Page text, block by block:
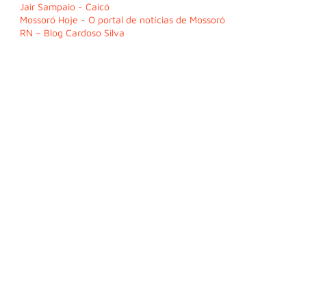
Jair Sampaio - Caicó
Mossoró Hoje - O portal de notícias de Mossoró
RN – Blog Cardoso Silva